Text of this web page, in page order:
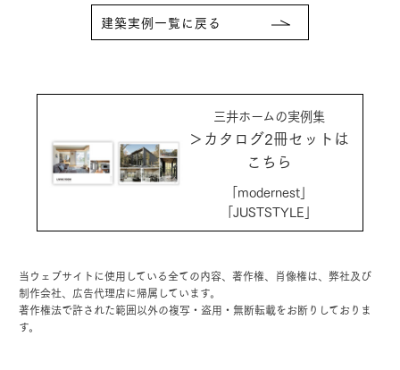
建築実例一覧に戻る
三井ホームの実例集
＞カタログ2冊セットは
こちら
「modernest」
「JUSTSTYLE」
当ウェブサイトに使用している全ての内容、著作権、肖像権は、弊社及び
制作会社、広告代理店に帰属しています。
著作権法で許された範囲以外の複写・盗用・無断転載をお断りしておりま
す。